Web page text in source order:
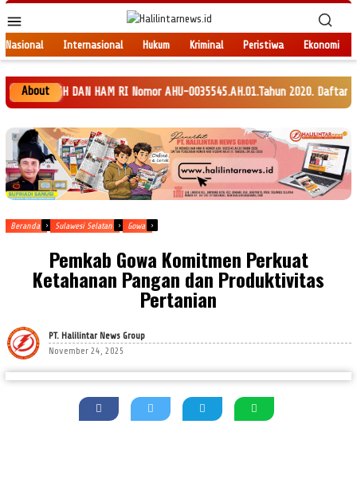
ke
kontenMobile
Nasional Internasional Hukum Kriminal Peristiwa Ekonomi
AboutDAN HAM RI Nomor AHU-0035545.AH.01.Tahun 2020. Daftar
Beranda Sulawesi Selatan Gowa
Pemkab Gowa Komitmen Perkuat
Ketahanan Pangan dan Produktivitas
Pertanian
PT. Halilintar News Group
November 24, 2025